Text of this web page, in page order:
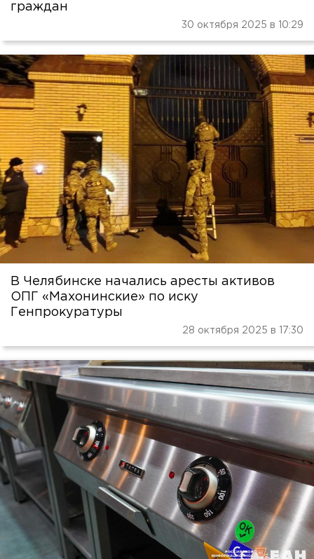
граждан
30 октября 2025 в 10:29
В Челябинске начались аресты активов
ОПГ «Махонинские» по иску
Генпрокуратуры
28 октября 2025 в 17:30